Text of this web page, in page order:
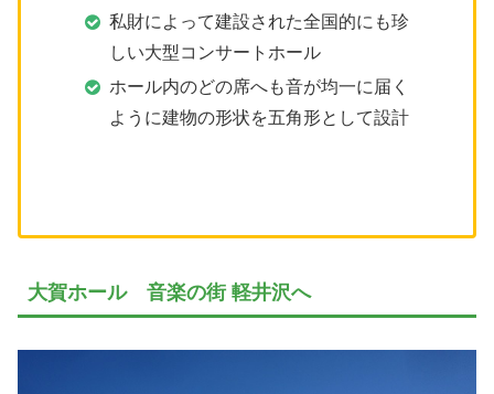
私財によって建設された全国的にも珍
しい大型コンサートホール
ホール内のどの席へも音が均一に届く
ように建物の形状を五角形として設計
大賀ホール 音楽の街 軽井沢へ